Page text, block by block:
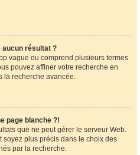
aucun résultat ?
vague ou comprend plusieurs termes
pouvez affiner votre recherche en
la recherche avancée.
page blanche ?!
que ne peut gérer le serveur Web.
soyez plus précis dans le choix des
par la recherche.